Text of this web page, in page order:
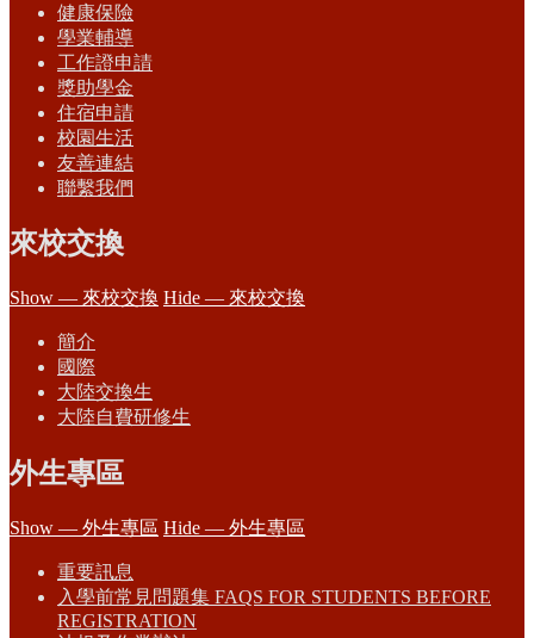
健康保險
學業輔導
工作證申請
獎助學金
住宿申請
校園生活
友善連結
聯繫我們
來校交換
Show — 來校交換 Hide — 來校交換
簡介
國際
大陸交換生
大陸自費研修生
外生專區
Show — 外生專區 Hide — 外生專區
重要訊息
入學前常見問題集 FAQS FOR STUDENTS BEFORE
REGISTRATION